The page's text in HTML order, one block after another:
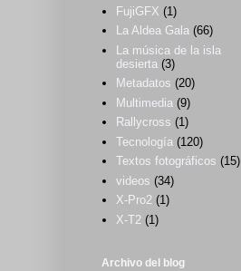
FujiGFX (1)
La Aldea Gala (66)
La música de la isla
desierta (3)
Metadatos (20)
Multimedia (9)
Rallycross (1)
Tecnología (120)
Textos fotográficos (15)
videos (34)
X-Pro2 (1)
X-T2 (1)
Archivo del blog